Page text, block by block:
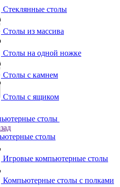
Стеклянные столы
Столы из массива
Столы на одной ножке
Столы с камнем
Столы с ящиком
столы
столы
Игровые компьютерные столы
Компьютерные столы с полками